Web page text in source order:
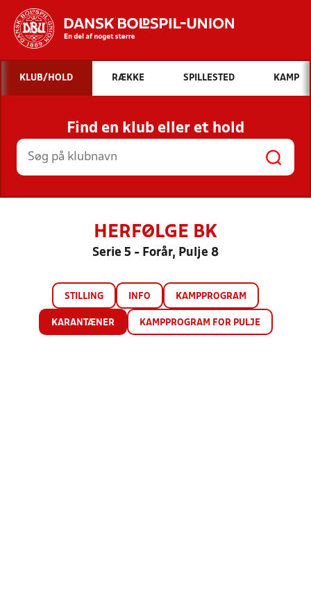
Hvad vil du søge efter?
INDHOLD OG NYHEDER
STILLINGER, RESULTATER, KLUBBER OG
HOLD
KLUB/HOLD RÆKKE SPILLESTED KAMP
Find en klub eller et hold
HERFØLGE BK
Serie 5 - Forår, Pulje 8
STILLING INFO KAMPPROGRAM
KARANTÆNER KAMPPROGRAM FOR PULJE